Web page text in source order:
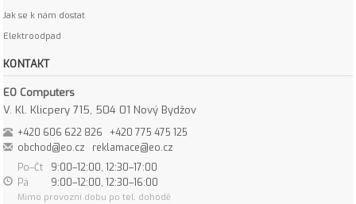
Jak se k nám dostat
Elektroodpad
KONTAKT
EO Computers
V. Kl. Klicpery 715, 504 01 Nový Bydžov
+420 606 622 826
+420 775 475 125
obchod@eo.cz
reklamace@eo.cz
Po–Čt
9:00–12:00, 12:30–17:00
Pá
9:00–12:00, 12:30–16:00
Mimo provozní dobu po tel. dohodě